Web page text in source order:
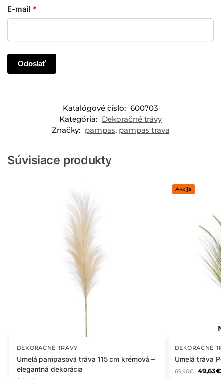
E-mail *
Katalógové číslo: 600703
Kategória: Dekoračné trávy
Značky: pampas, pampas trava
Súvisiace produkty
DEKORAČNÉ TRÁVY
Umelá pampasová tráva 115 cm krémová –
elegantná dekorácia
Akcija
DEKORAČNÉ
Umelá tráva
69,90€ 49,63€